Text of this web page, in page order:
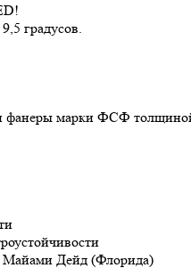
градусов.
фанеры марки ФСФ
Майами Дейд (Флорида)